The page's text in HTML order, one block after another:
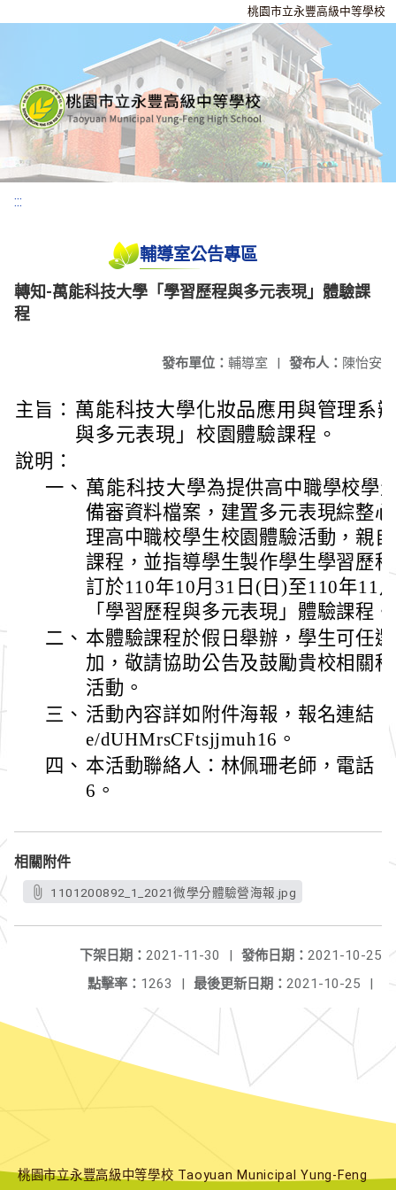
桃園市立永豐高級中等學校
:::
輔導室公告專區
轉知-萬能科技大學「學習歷程與多元表現」體驗課
程
發布人： 陳怡安
發布單位： 輔導室 |
主旨： 萬能科技大學化妝品應用與管理系
與多元表現」校園體驗課程。
說明：
一、 萬能科技大學為提供高中職學校學
備審資料檔案，建置多元表現綜整
理高中職校學生校園體驗活動，親
課程，並指導學生製作學生學習歷
訂於110年10月31日(日)至110年11
「學習歷程與多元表現」體驗課程。
二、 本體驗課程於假日舉辦，學生可任
加，敬請協助公告及鼓勵貴校相關
活動。
三、 活動內容詳如附件海報，報名連結
e/dUHMrsCFtsjjmuh16。
四、 本活動聯絡人：林佩珊老師，電話
6。
相關附件
1101200892_1_2021微學分體驗營海報.jpg
發佈日期： 2021-10-25
下架日期： 2021-11-30
|
最後更新日期： 2021-10-25 |
點擊率： 1263 |
桃園市立永豐高級中等學校 Taoyuan Municipal Yung-Feng